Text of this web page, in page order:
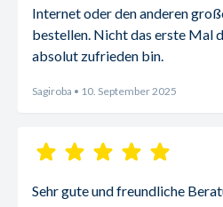
Internet oder den anderen
bestellen. Nicht das erste Mal
absolut zufrieden bin.
Sagiroba • 10. September 2025
Sehr gute und freundliche